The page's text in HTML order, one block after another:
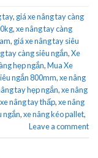
tay, giá xe nâng tay càng
,xe nâng tay càng
, giá xe nâng tay siêu
tay càng siêu ngắn,Xe
hẹp ngắn,Mua Xe
ngắn 800mm,xe nâng
tay hẹp ngắn,xe nâng
xe nâng tay thấp,xe nâng
ngắn,xe nâng kéo pallet,
Leave a comment